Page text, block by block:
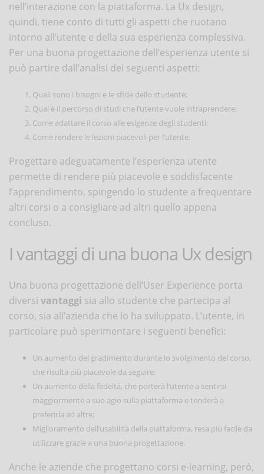
nell’interazione con la piattaforma. La Ux design,
quindi, tiene conto di tutti gli aspetti che ruotano
intorno all’utente e della sua esperienza complessiva.
Per una buona progettazione dell’esperienza utente si
può partire dall’analisi dei seguenti aspetti:
Quali sono i bisogni e le sfide dello studente;
Qual è il percorso di studi che l’utente vuole intraprendere;
Come adattare il corso alle esigenze degli studenti;
Come rendere le lezioni piacevoli per l’utente.
Progettare adeguatamente l’esperienza utente
permette di rendere più piacevole e soddisfacente
l’apprendimento, spingendo lo studente a frequentare
altri corsi o a consigliare ad altri quello appena
concluso.
I vantaggi di una buona Ux design
Una buona progettazione dell’User Experience porta
diversi vantaggi sia allo studente che partecipa al
corso, sia all’azienda che lo ha sviluppato. L’utente, in
particolare può sperimentare i seguenti benefici:
Un aumento del gradimento durante lo svolgimento del corso,
che risulta più piacevole da seguire;
Un aumento della fedeltà, che porterà l’utente a sentirsi
maggiormente a suo agio sulla piattaforma e tenderà a
preferirla ad altre;
Miglioramento dell’usabilità della piattaforma, resa più facile da
utilizzare grazie a una buona progettazione.
Anche le aziende che progettano corsi e-learning, però,